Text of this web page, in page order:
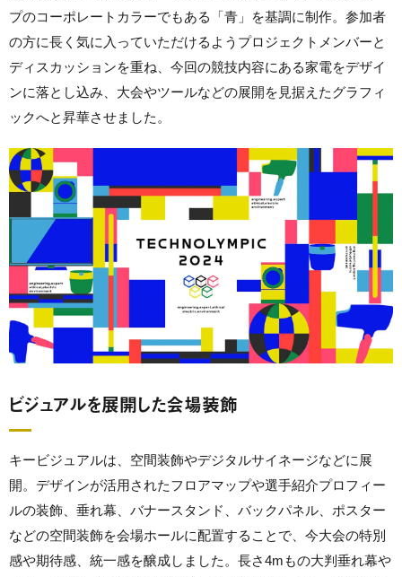
プのコーポレートカラーでもある「青」を基調に制作。参加者
の方に長く気に入っていただけるようプロジェクトメンバーと
ディスカッションを重ね、今回の競技内容にある家電をデザイ
ンに落とし込み、大会やツールなどの展開を見据えたグラフィ
ックへと昇華させました。
ビジュアルを展開した会場装飾
キービジュアルは、空間装飾やデジタルサイネージなどに展
開。デザインが活用されたフロアマップや選手紹介プロフィー
ルの装飾、垂れ幕、バナースタンド、バックパネル、ポスター
などの空間装飾を会場ホールに配置することで、今大会の特別
感や期待感、統一感を醸成しました。長さ4mもの大判垂れ幕や